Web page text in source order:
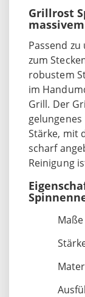
Grillrost
Passend
zum
robustem
im
Grill. Der
Stärke, mit
scharf
Reinigung